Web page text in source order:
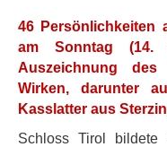
46 Persönlichkeiten
am Sonntag (14.
Auszeichnung
Wirken, darunter
Kasslatter aus
Schloss Tirol